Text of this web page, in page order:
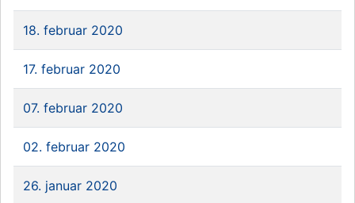
18. februar 2020
17. februar 2020
07. februar 2020
02. februar 2020
26. januar 2020